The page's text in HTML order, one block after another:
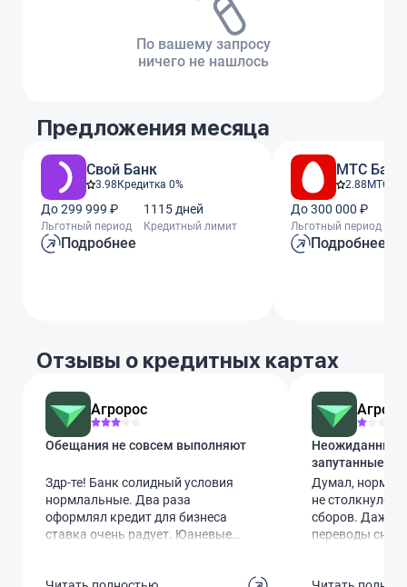
По вашему запросу
ничего не нашлось
Предложения месяца
Свой Банк
3.98 Кредитка 0%
До 299 999 ₽
Льготный период
1115 дней
Кредитный лимит
Подробнее
МТС Банк
2.88 МТС
До 300 000 ₽
Льготный период
Подробнее
Отзывы о кредитных картах
Агророс
Обещания не совсем выполняют
Здр-те! Банк солидный условия
нормлальные. Два раза
оформлял кредит для бизнеса
ставка очень радует. Юаневые
Неожиданные
запутанные
Думал,
не столкнулся
сборов. Даже
переводы